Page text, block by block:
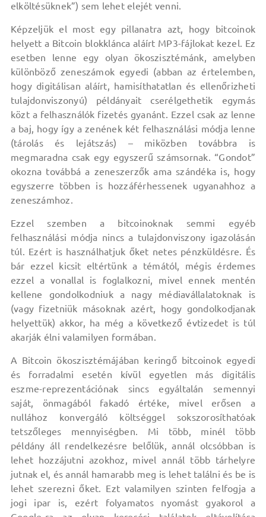
elköltésüknek”) sem lehet elejét venni.
Képzeljük el most egy pillanatra azt, hogy bitcoinok
helyett a Bitcoin blokklánca aláírt MP3-fájlokat kezel. Ez
esetben lenne egy olyan ökoszisztémánk, amelyben
különböző zeneszámok egyedi (abban az értelemben,
hogy digitálisan aláírt, hamisíthatatlan és ellenőrizheti
tulajdonviszonyú) példányait cserélgethetik egymás
közt a felhasználók fizetés gyanánt. Ezzel csak az lenne
a baj, hogy így a zenének két felhasználási módja lenne
(tárolás és lejátszás) – miközben továbbra is
megmaradna csak egy egyszerű számsornak. “Gondot”
okozna továbbá a zeneszerzők ama szándéka is, hogy
egyszerre többen is hozzáférhessenek ugyanahhoz a
zeneszámhoz.
Ezzel szemben a bitcoinoknak semmi egyéb
felhasználási módja nincs a tulajdonviszony igazolásán
túl. Ezért is használhatjuk őket netes pénzküldésre. És
bár ezzel kicsit eltértünk a témától, mégis érdemes
ezzel a vonallal is foglalkozni, mivel ennek mentén
kellene gondolkodniuk a nagy médiavállalatoknak is
(vagy fizetniük másoknak azért, hogy gondolkodjanak
helyettük) akkor, ha még a következő évtizedet is túl
akarják élni valamilyen formában.
A Bitcoin ökoszisztémájában keringő bitcoinok egyedi
és forradalmi esetén kívül egyetlen más digitális
eszme-reprezentációnak sincs egyáltalán semennyi
saját, önmagából fakadó értéke, mivel erősen a
nullához konvergáló költséggel sokszorosíthatóak
tetszőleges mennyiségben. Mi több, minél több
példány áll rendelkezésre belőlük, annál olcsóbban is
lehet hozzájutni azokhoz, mivel annál több tárhelyre
jutnak el, és annál hamarabb meg is lehet találni és be is
lehet szerezni őket. Ezt valamilyen szinten felfogja a
jogi ipar is, ezért folyamatos nyomást gyakorol a